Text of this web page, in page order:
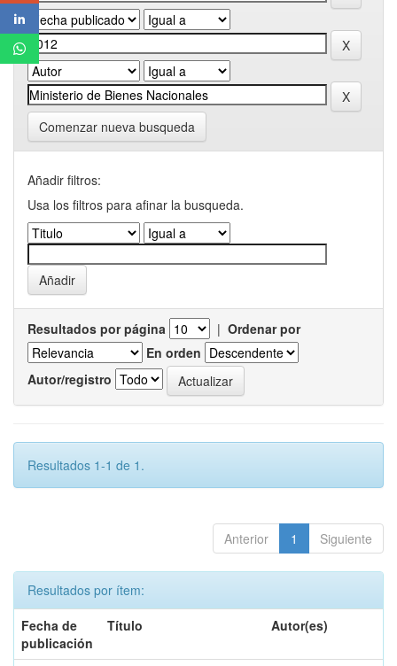
Comenzar nueva busqueda
Añadir filtros:
Usa los filtros para afinar la busqueda.
Resultados por página | Ordenar por
En orden
Autor/registro
Resultados 1-1 de 1.
Anterior 1 Siguiente
Resultados por ítem:
Fecha de
publicación
Título Autor(es)